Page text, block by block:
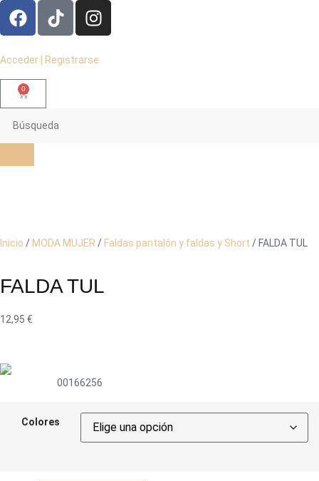
Acceder | Registrarse
0
Inicio / MODA MUJER / Faldas pantalón y faldas y Short / FALDA TUL
FALDA TUL
12,95 €
00166256
Colores